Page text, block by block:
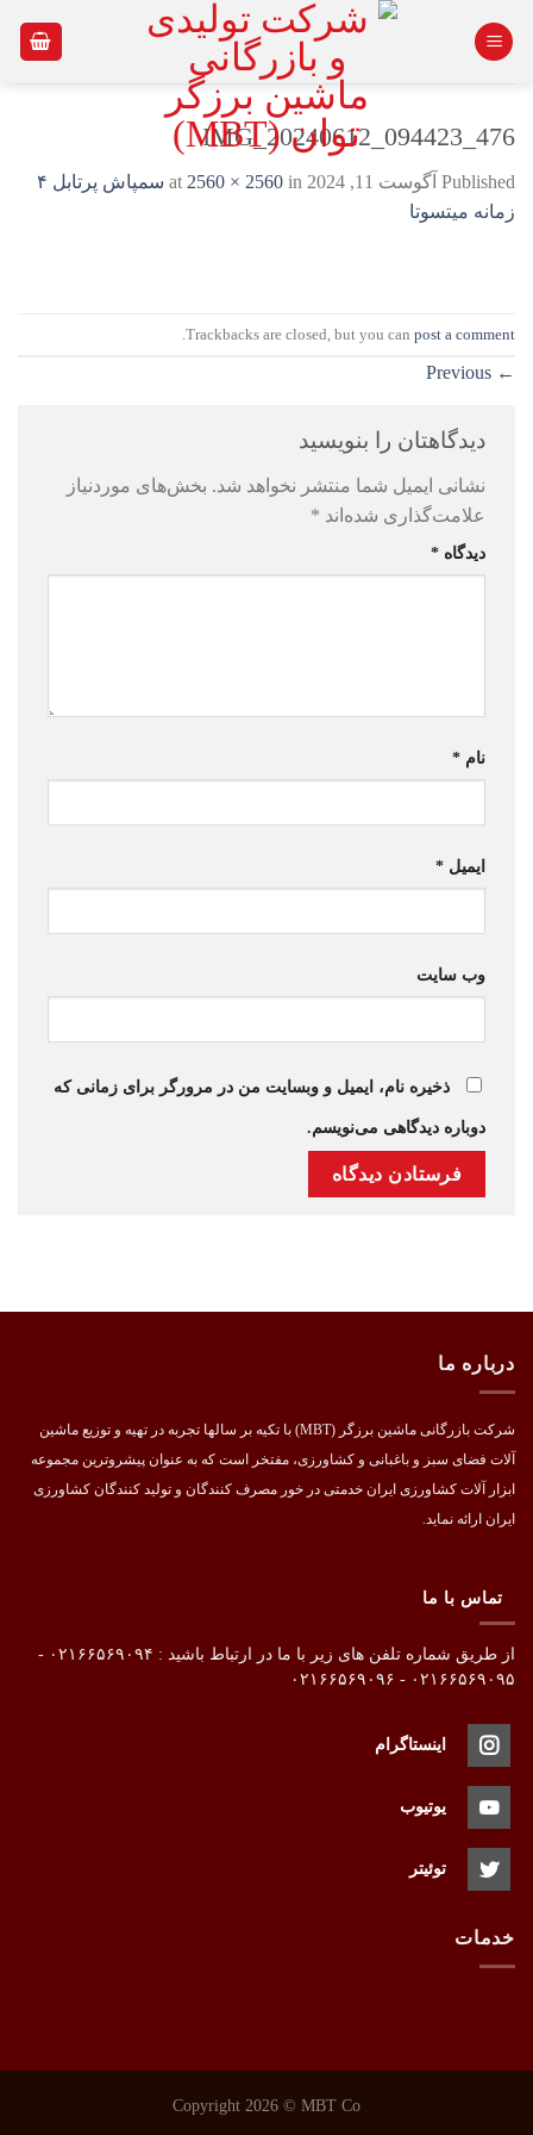
IMG_20240612_094423_476
Published آگوست 11, 2024 2560 × 2560 in
سمپاش پرتابل ۴
زمانه میتسوتا
Trackbacks are closed, but you can post a comment
←
دیدگاهتان را بنویسید
نشانی ایمیل شما منتشر نخواهد شد. بخش‌های موردنیاز
علامت‌گذاری شده‌اند *
دیدگاه *
نام *
ایمیل *
وب‌ سایت
ذخیره نام، ایمیل و وبسایت من در مرورگر برای زمانی که
دوباره دیدگاهی می‌نویسم.
درباره ما
شرکت بازرگانی ماشین برزگر (MBT) با تکیه بر سالها تجربه در تهیه و توزیع ماشین
آلات فضای سبز و باغبانی و کشاورزی، مفتخر است که به عنوان پیشروترین مجموعه
ابزار آلات کشاورزی ایران خدمتی در خور مصرف کنندگان و تولید کنندگان کشاورزی
ایران ارائه نماید.
تماس با ما
از طریق شماره تلفن های زیر با ما در ارتباط باشید : ۰۲۱۶۶۵۶۹۰۹۴ -
۰۲۱۶۶۵۶۹۰۹۵ - ۰۲۱۶۶۵۶۹۰۹۶
اینستاگرام
یوتیوب
توئیتر
خدمات
Copyright 2026 © MBT Co